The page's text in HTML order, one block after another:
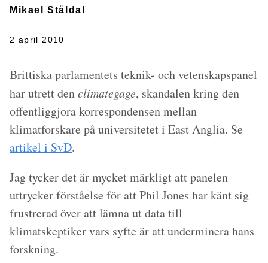
Mikael Ståldal
2 april 2010
Brittiska parlamentets teknik- och vetenskapspanel
har utrett denclimategage, skandalen kring den
offentliggjora korrespondensen mellan
klimatforskare på universitetet i East Anglia. Se
artikel i SvD.
Jag tycker det är mycket märkligt att panelen
uttrycker förståelse för att Phil Jones har känt sig
frustrerad över att lämna ut data till
klimatskeptiker vars syfte är att underminera hans
forskning.